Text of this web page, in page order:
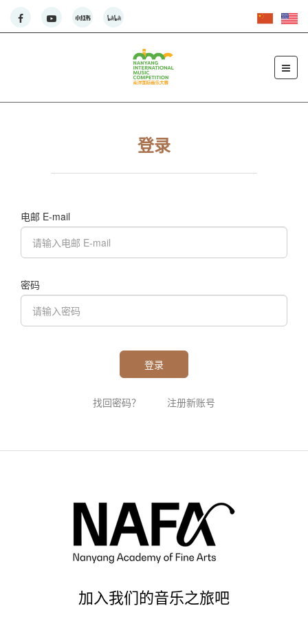
登录
电邮 E-mail
密码
登录
找回密码？ 注册新账号
加入我们的音乐之旅吧